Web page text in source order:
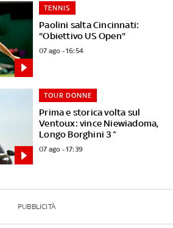
Paolini salta Cincinnati:
"Obiettivo US Open"
TENNIS
07 ago - 16:54
Prima e storica volta sul
Ventoux: vince Niewiadoma,
Longo Borghini 3^
TOUR DONNE
07 ago - 17:39
PUBBLICITÀ